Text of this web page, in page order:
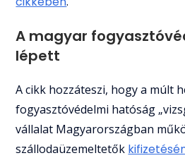
A magyar
lépett
A cikk hozzáteszi, hogy a múlt
fogyasztóvédelmi hatóság
vállalat Magyarországban
szállodaüzemeltetők